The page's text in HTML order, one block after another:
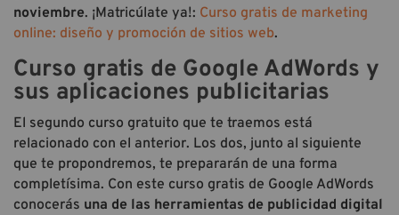
noviembre. ¡Matricúlate ya!: Curso gratis de marketing
online: diseño y promoción de sitios web.
Curso gratis de Google AdWords y
sus aplicaciones publicitarias
El segundo curso gratuito que te traemos está
relacionado con el anterior. Los dos, junto al siguiente
que te propondremos, te prepararán de una forma
completísima. Con este curso gratis de Google AdWords
conocerás una de las herramientas de publicidad digital